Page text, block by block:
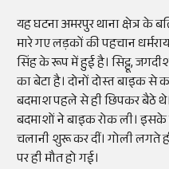
यह घटना अमरपुर थाना क्षेत्र के
मारे गए लड़कों की पहचान
सिंह के रूप में हुई है। सिट्टू,
का बेटा है। दोनों दोस्त बाइक से
बदमाश पहले से ही छिपकर बैठे
बदमाशों ने बाइक रोक ली।
चलानी शुरू कर दीं। गोली लगते
पर ही मौत हो गई।